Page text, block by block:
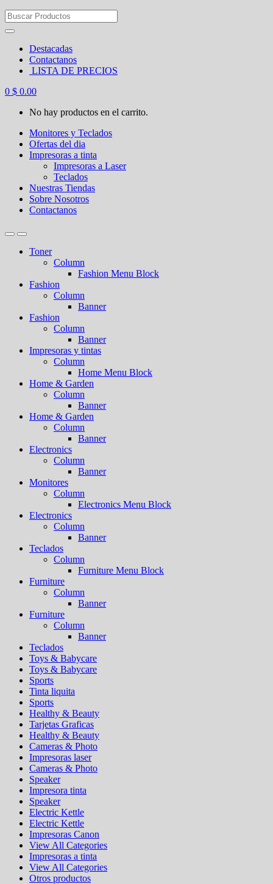
Search
for:
Destacadas
Contactanos
LISTA DE PRECIOS
0 $ 0.00
No hay productos en el carrito.
Monitores y Teclados
Ofertas del dia
Impresoras a tinta
Impresoras a Laser
Teclados
Nuestras Tiendas
Sobre Nosotros
Contactanos
Toner
Column
Fashion Menu Block
Fashion
Column
Banner
Fashion
Column
Banner
Impresoras y tintas
Column
Home Menu Block
Home & Garden
Column
Banner
Home & Garden
Column
Banner
Electronics
Column
Banner
Monitores
Column
Electronics Menu Block
Electronics
Column
Banner
Teclados
Column
Furniture Menu Block
Furniture
Column
Banner
Furniture
Column
Banner
Teclados
Toys & Babycare
Toys & Babycare
Sports
Tinta liquita
Sports
Healthy & Beauty
Tarjetas Graficas
Healthy & Beauty
Cameras & Photo
Impresoras laser
Cameras & Photo
Speaker
Impresora tinta
Speaker
Electric Kettle
Electric Kettle
Impresoras Canon
View All Categories
Impresoras a tinta
View All Categories
Otros productos